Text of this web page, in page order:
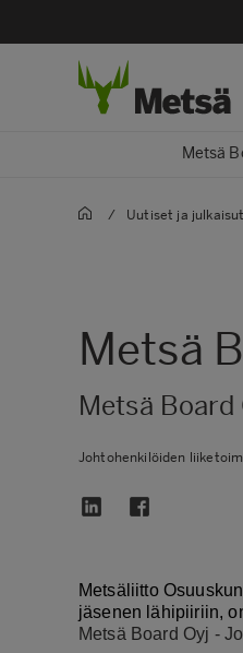
Metsä
/ Uutiset ja julkaisut
Metsä
Metsä
Johtohenkilöiden
Metsäliitto
jäsenen lähipiiriin,
Metsä Board Oyj -